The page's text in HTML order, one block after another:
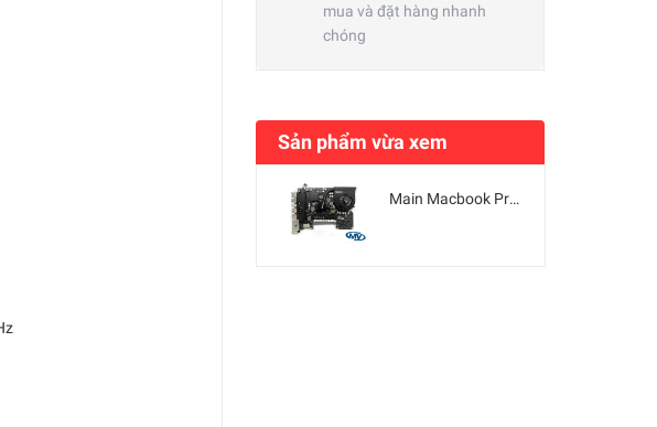
mua và đặt hàng nhanh
chóng
Sản phẩm vừa xem
Main Macbook Pro 13 "A1278 Core i5-2435M 2011 820-2936-A 820-2936-B